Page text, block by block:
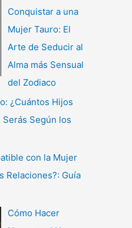
Conquistar a una
Mujer Tauro: El
Arte de Seducir al
Alma más Sensual
del Zodiaco
¿Cuántos Hijos
Según los
con la Mujer
Relaciones?: Guía
Cómo Hacer